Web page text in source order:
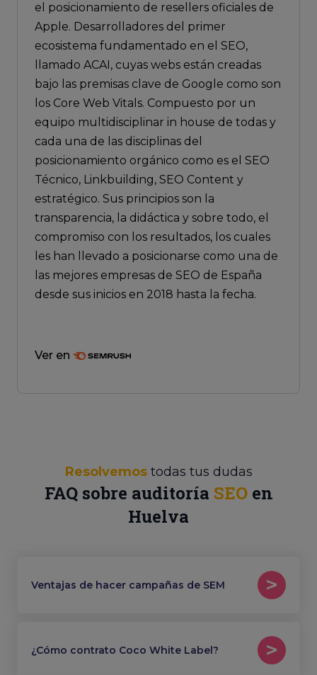
el posicionamiento de resellers oficiales de
Apple. Desarrolladores del primer
ecosistema fundamentado en el SEO,
llamado ACAI, cuyas webs están creadas
bajo las premisas clave de Google como son
los Core Web Vitals. Compuesto por un
equipo multidisciplinar in house de todas y
cada una de las disciplinas del
posicionamiento orgánico como es el SEO
Técnico, Linkbuilding, SEO Content y
estratégico. Sus principios son la
transparencia, la didáctica y sobre todo, el
compromiso con los resultados, los cuales
les han llevado a posicionarse como una de
las mejores empresas de SEO de España
desde sus inicios en 2018 hasta la fecha.
Ver en
Resolvemostodas tus dudas
FAQ sobre auditoría SEOen
Huelva
Ventajas de hacer campañas de SEM
¿Cómo contrato Coco White Label?